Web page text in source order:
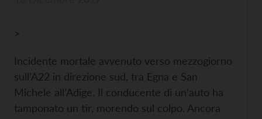
>
Incidente mortale avvenuto verso mezzogiorno
sull’A22 in direzione sud, tra Egna e San
Michele all’Adige. Il conducente di un’auto ha
tamponato un tir, morendo sul colpo. Ancora